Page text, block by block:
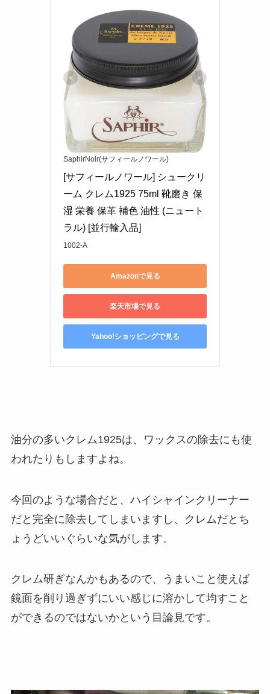
SaphirNoir(サフィールノワール)
[サフィールノワール] シュークリ
ーム クレム1925 75ml 靴磨き 保
湿 栄養 保革 補色 油性 (ニュート
ラル) [並行輸入品]
1002-A
Amazonで見る
楽天市場で見る
Yahoo!ショッピングで見る
油分の多いクレム1925は、ワックスの除去にも使
われたりもしますよね。
今回のような場合だと、ハイシャインクリーナー
だと完全に除去してしまいますし、クレムだとち
ょうどいいぐらいな気がします。
クレム研ぎなんかもあるので、うまいこと使えば
鏡面を削り過ぎずにいい感じに溶かして均すこと
ができるのではないかという目論見です。